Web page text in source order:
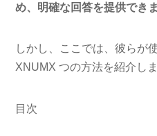
め、明確な回答を提供でき
しかし、ここでは、彼らが
XNUMX つの方法を紹介しま
目次